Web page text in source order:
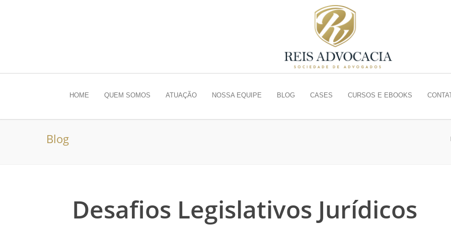
HOME QUEM SOMOS ATUAÇÃO NOSSA EQUIPE BLOG CASES CURSOS E EBOOKS
Blog
Desafios Legislativos Jurídicos